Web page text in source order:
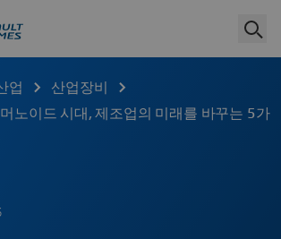
업
산업장비
노이드 시대, 제조업의 미래를 바꾸는 5가